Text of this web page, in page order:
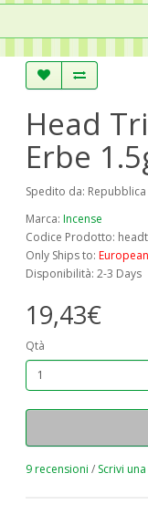
Head
Erbe
Spedito da: Repubblica
Marca: Incense
Codice Prodotto:
Only Ships to:
Disponibilità: 2-3 Days
19,43€
Qtà
9 recensioni / Scrivi